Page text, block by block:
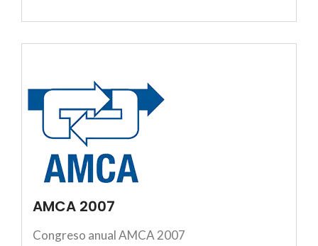
AMCA 2007
Congreso anual AMCA 2007